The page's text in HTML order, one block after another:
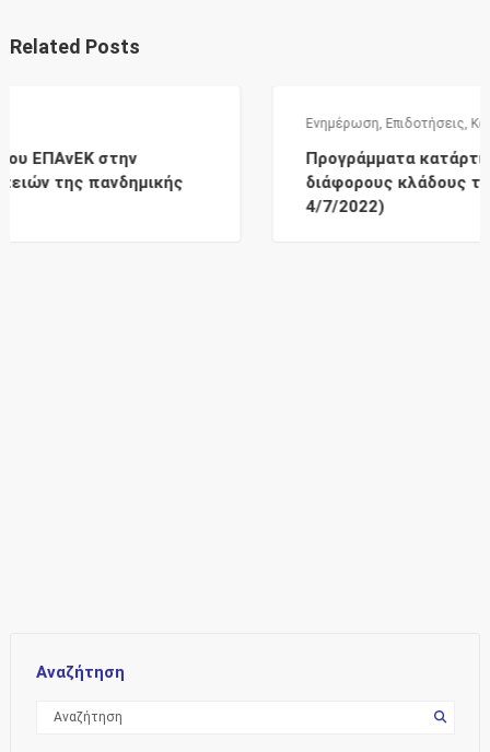
Related Posts
Κατάρτιση
Προγράμματα κατάρτισης εργαζομένων σε
διάφορους κλάδους της οικονομίας
Αναζήτηση